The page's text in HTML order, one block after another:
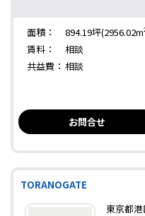
面積：
894.19坪
賃料：
相談
共益費： 相談
お問合せ
TORANOGATE
東京都港